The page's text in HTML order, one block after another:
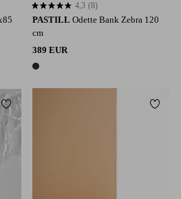
PASTILL Odette Bank Zebra 120
cm
389 EUR
1 Farbe
4,3 basierend auf 8 Bewertungen
4,3 (8)
Zu Favoriten hinzufügen Zu